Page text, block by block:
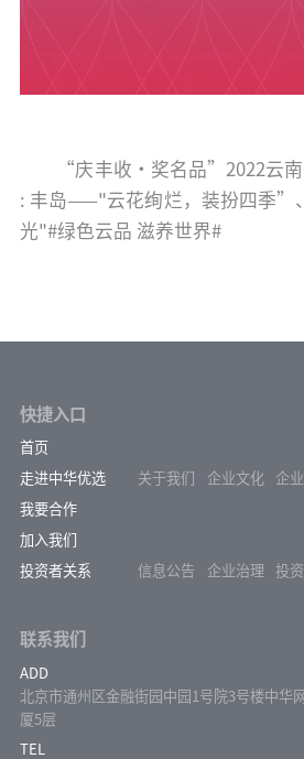
“庆丰收·奖名品”2022云
: 丰岛——"云花绚烂，装扮四季”
光"#绿色云品 滋养世界#
快捷入口
首页
走进中华优选
关于我们 企业文化 企
我要合作
加入我们
投资者关系
信息公告 企业治理 投
联系我们
ADD
北京市通州区金融街园中园1号院3号楼中华
厦5层
TEL